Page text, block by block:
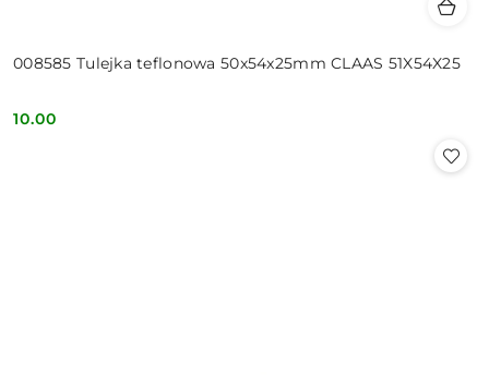
008585 Tulejka teflonowa 50x54x25mm CLAAS 51X54X25
Cena:
10.00